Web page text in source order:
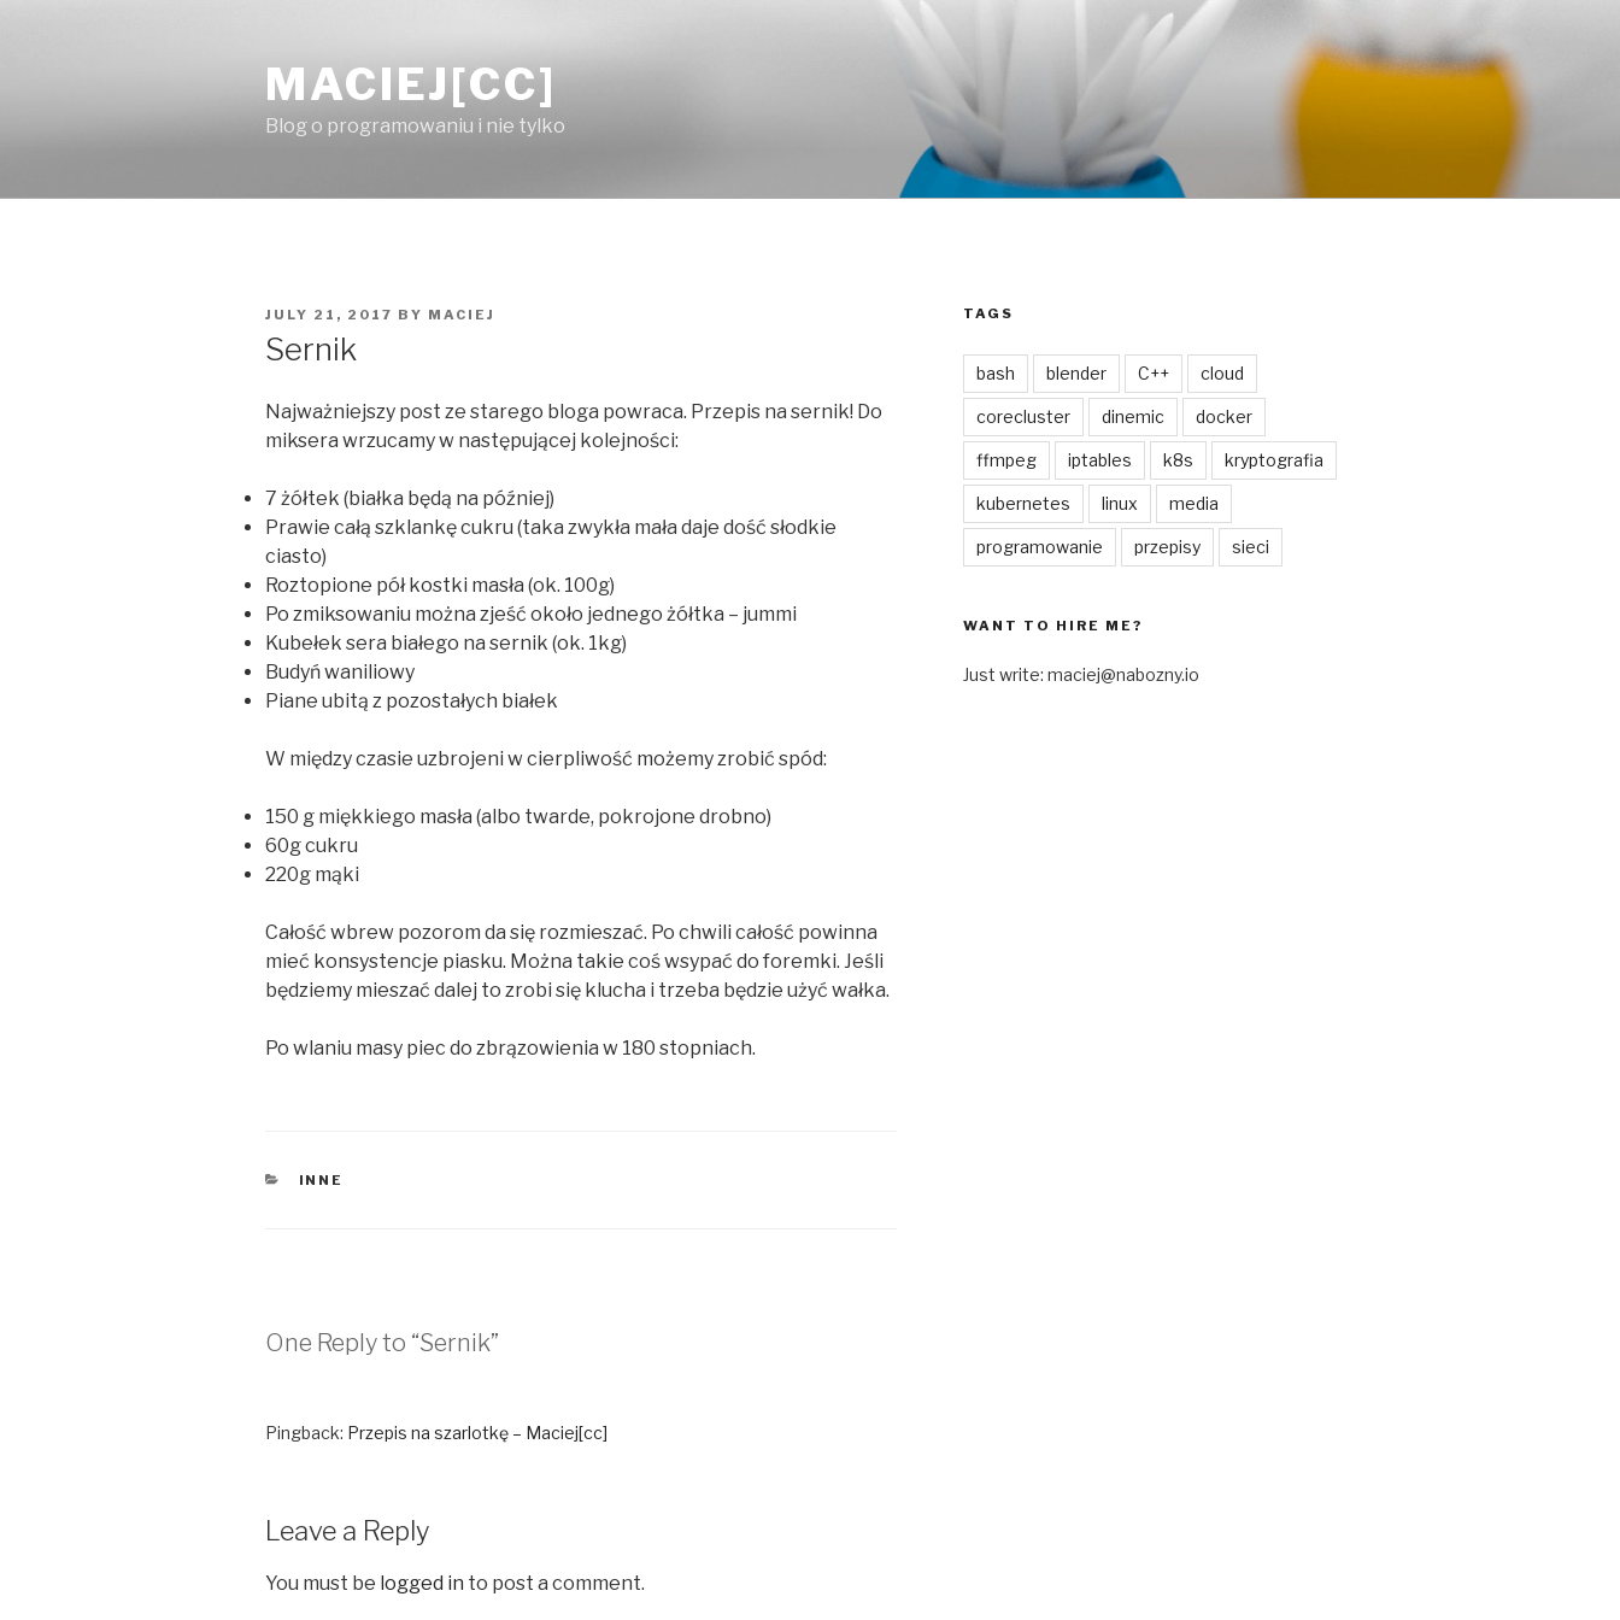
MACIEJ[CC]
Blog o programowaniu i nie tylko
POSTED
JULY 21, 2017 BY MACIEJ
Sernik
Najważniejszy post ze starego bloga powraca. Przepis na sernik! Do
miksera wrzucamy w następującej kolejności:
7 żółtek (białka będą na później)
Prawie całą szklankę cukru (taka zwykła mała daje dość słodkie
ciasto)
Roztopione pół kostki masła (ok. 100g)
Po zmiksowaniu można zjeść około jednego żółtka – jummi
Kubełek sera białego na sernik (ok. 1kg)
Budyń waniliowy
Piane ubitą z pozostałych białek
W między czasie uzbrojeni w cierpliwość możemy zrobić spód:
150 g miękkiego masła (albo twarde, pokrojone drobno)
60g cukru
220g mąki
Całość wbrew pozorom da się rozmieszać. Po chwili całość powinna
mieć konsystencje piasku. Można takie coś wsypać do foremki. Jeśli
będziemy mieszać dalej to zrobi się klucha i trzeba będzie użyć wałka.
Po wlaniu masy piec do zbrązowienia w 180 stopniach.
CATEGORIES
INNE
One Reply to “Sernik”
Pingback: Przepis na szarlotkę – Maciej[cc]
Leave a Reply
You must be logged in to post a comment.
TAGS
bash blender C++ cloud
corecluster dinemic docker
ffmpeg iptables k8s kryptografia
kubernetes linux media
programowanie przepisy sieci
WANT TO HIRE ME?
Just write: maciej@nabozny.io